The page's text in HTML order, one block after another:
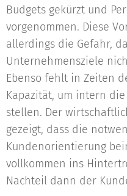
Budgets gekürzt und
vorgenommen. Diese
allerdings die Gefahr,
Unternehmensziele
Ebenso fehlt in Zeiten
Kapazität, um intern
stellen. Der
gezeigt, dass die
Kundenorientierung
vollkommen ins
Nachteil dann der